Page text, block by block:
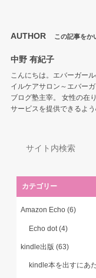
AUTHOR この記事をか
中野 有紀子
こんにちは。エバーガー
イルケアサロン～エバー
ブログ塾主宰。 女性の在
サービスを提供できるよう
カテゴリー
Amazon Echo(6)
Echo dot(4)
kindle出版(63)
kindle本を出すにあ